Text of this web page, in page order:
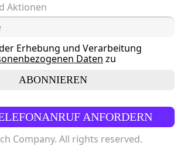
Aktionen
Erhebung und Verarbeitung
Daten zu
ABONNIEREN
ANFORDERN
Company. All rights reserved.